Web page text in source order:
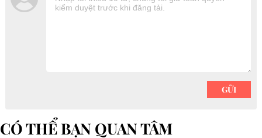
CÓ THỂ BẠN QUAN TÂM